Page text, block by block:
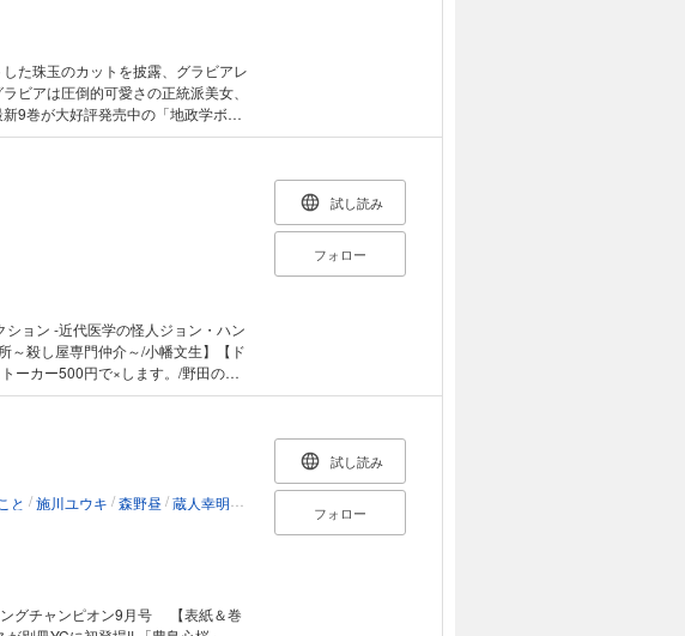
た珠玉のカットを披露、グラビアレ
アは圧倒的可愛さの正統派美女、
9巻が大好評発売中の「地政学ボー
く会社～」！ 巻中カラーは最新17巻
子版には付録は含まれておらず、
できません。また作品のラインナッ
ション -近代医学の怪人ジョン・ハン
～殺し屋専門仲介～/小幡文生】【ド
ーカー500円で×します。/野田のん
あんよ】【メシモク～一ノ瀬姉妹
まどか】【ROLLS ロールズ/カズ・
【おきばりやす/ラズウェル細木】
プレゼント、アンケートなどへの応
おりません。予めご了承ください
試し読み
フォロー
と /施川ユウキ /森野昼 /蔵人幸明 榊原宗々
グチャンピオン9月号 【表紙＆巻
試し読み
フォロー